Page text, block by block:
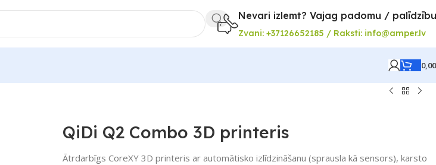
Nevari izlemt? Vajag padomu /
Zvani: +37126652185 / Raksti: info@amper.lv
QiDi Q2 Combo 3D printeris
Ātrdarbīgs CoreXY 3D printeris ar automātisko izlīdzināšanu (sprausla kā sensors), karsto